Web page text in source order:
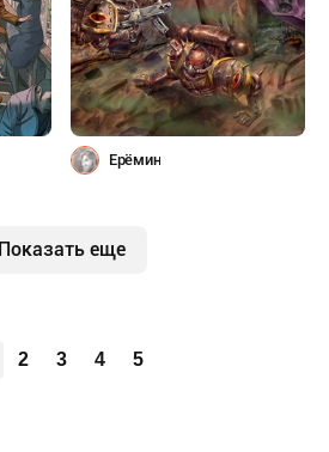
Ерёмин
Показать еще
2 3 4 5